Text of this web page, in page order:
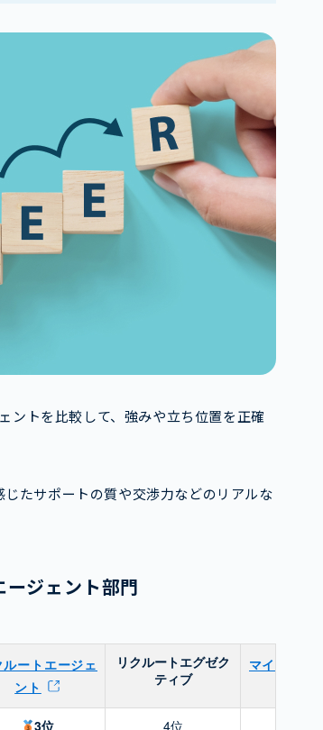
ントを比較して、強みや立ち位置を正確
たサポートの質や交渉力などのリアルな
ージェント部門
ルートエージェ
ント
リクルートエグゼク
ティブ
マイナビ転
3位 4位